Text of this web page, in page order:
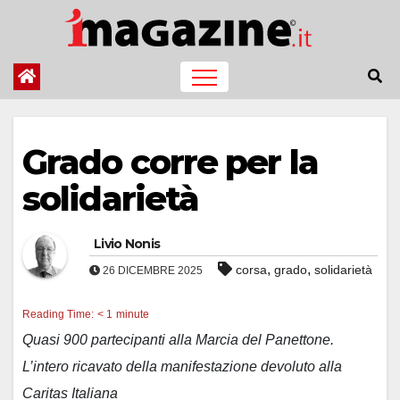
contenuto
Grado corre per la
solidarietà
Livio Nonis
26 DICEMBRE 2025 corsa, grado, solidarietà
Reading Time: < 1 minute
Quasi 900 partecipanti alla Marcia del Panettone.
L’intero ricavato della manifestazione devoluto alla
Caritas Italiana